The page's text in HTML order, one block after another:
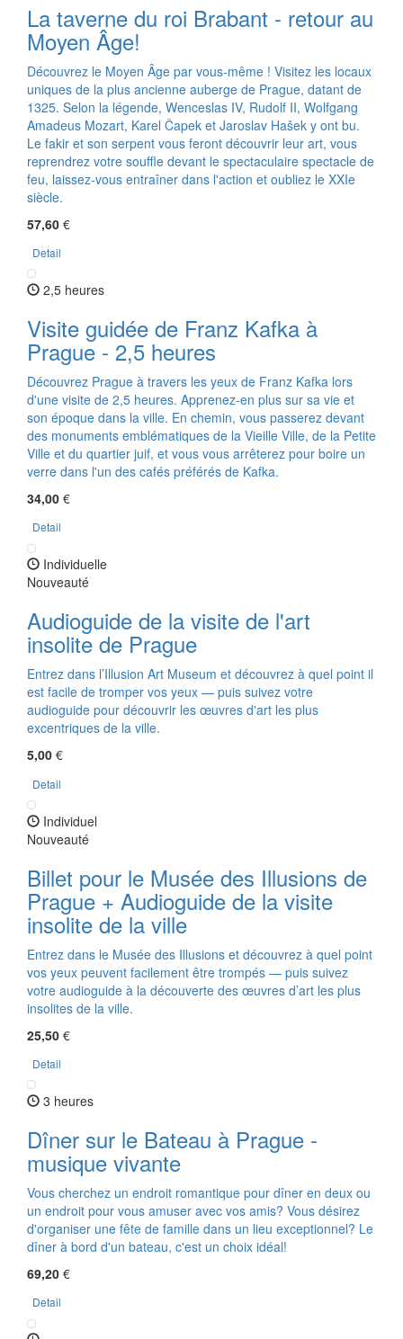
La taverne du roi Brabant - retour au
Moyen Âge!
Découvrez le Moyen Âge par vous-même ! Visitez les locaux
uniques de la plus ancienne auberge de Prague, datant de
1325. Selon la légende, Wenceslas IV, Rudolf II, Wolfgang
Amadeus Mozart, Karel Čapek et Jaroslav Hašek y ont bu.
Le fakir et son serpent vous feront découvrir leur art, vous
reprendrez votre souffle devant le spectaculaire spectacle de
feu, laissez-vous entraîner dans l'action et oubliez le XXIe
siècle.
57,60 €
Detail
2,5 heures
Visite guidée de Franz Kafka à
Prague - 2,5 heures
Découvrez Prague à travers les yeux de Franz Kafka lors
d'une visite de 2,5 heures. Apprenez-en plus sur sa vie et
son époque dans la ville. En chemin, vous passerez devant
des monuments emblématiques de la Vieille Ville, de la Petite
Ville et du quartier juif, et vous vous arrêterez pour boire un
verre dans l'un des cafés préférés de Kafka.
34,00 €
Detail
Individuelle
Nouveauté
Audioguide de la visite de l'art
insolite de Prague
Entrez dans l’Illusion Art Museum et découvrez à quel point il
est facile de tromper vos yeux — puis suivez votre
audioguide pour découvrir les œuvres d'art les plus
excentriques de la ville.
5,00 €
Detail
Individuel
Nouveauté
Billet pour le Musée des Illusions de
Prague + Audioguide de la visite
insolite de la ville
Entrez dans le Musée des Illusions et découvrez à quel point
vos yeux peuvent facilement être trompés — puis suivez
votre audioguide à la découverte des œuvres d’art les plus
insolites de la ville.
25,50 €
Detail
3 heures
Dîner sur le Bateau à Prague -
musique vivante
Vous cherchez un endroit romantique pour dîner en deux ou
un endroit pour vous amuser avec vos amis? Vous désirez
d'organiser une fête de famille dans un lieu exceptionnel? Le
dîner à bord d'un bateau, c'est un choix idéal!
69,20 €
Detail